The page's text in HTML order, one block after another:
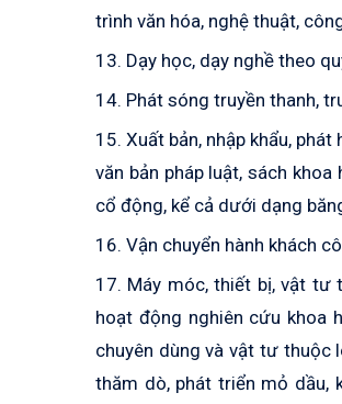
trình văn hóa, nghệ thuật,
13. Dạy học, dạy nghề theo
14. Phát sóng truyền thanh,
15. Xuất bản, nhập khẩu,
văn bản pháp luật, sách
cổ động, kể cả dưới dạng
16. Vận chuyển hành khách
17. Máy móc, thiết bị, vật tư
hoạt động nghiên cứu khoa
chuyên dùng và vật tư thuộc
thăm dò, phát triển mỏ dầu,